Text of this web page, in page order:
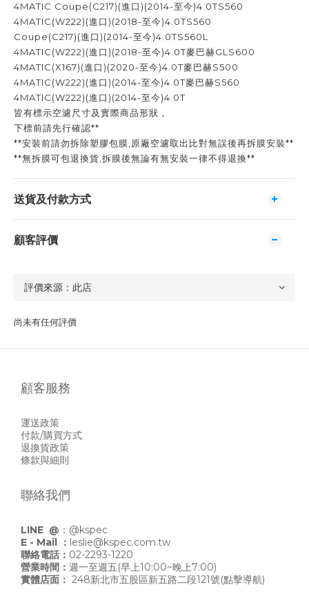
4MATIC Coupe(C217)(進口)(2014-至今)4.0TS560
4MATIC(W222)(進口)(2018-至今)4.0TS560
Coupe(C217)(進口)(2014-至今)4.0TS560L
4MATIC(W222)(進口)(2018-至今)4.0T麥巴赫GLS600
4MATIC(X167)(進口)(2020-至今)4.0T麥巴赫S500
4MATIC(W222)(進口)(2014-至今)4.0T麥巴赫S560
4MATIC(W222)(進口)(2014-至今)4.0T
皆有標示空濾尺寸及實際商品形狀，
下標前請先行確認**
**安裝前請勿拆除塑膠包膜,原廠空濾取出比對無誤後再拆膜安裝**
**無拆膜可包退換貨,拆膜後無論有無安裝一律不得退換**
送貨及付款方式
顧客評價
尚未有任何評價
顧客服務
運送政策
付款/購買方式
退換貨政策
條款與細則
聯絡我們
LINE @ ： @kspec
E - Mail ： leslie@kspec.com.tw
聯絡電話： 02-2293-1220
營業時間： 週一至週五(早上10:00~晚上7:00)
實體店面： 248新北市五股區新五路二段121號(點擊導航)